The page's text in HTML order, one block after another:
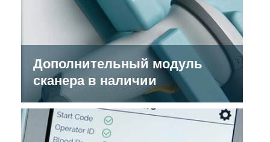
Дополнительный модуль
сканера в наличии